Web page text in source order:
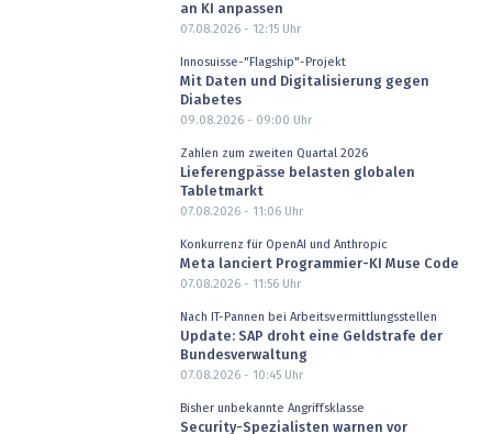
an KI anpassen
07.08.2026 - 12:15Uhr
Innosuisse-"Flagship"-Projekt
Mit Daten und Digitalisierung gegen
Diabetes
09.08.2026 - 09:00 Uhr
Zahlen zum zweiten Quartal 2026
Lieferengpässe belasten globalen
Tabletmarkt
07.08.2026 - 11:06Uhr
Konkurrenz für OpenAI und Anthropic
Meta lanciert Programmier-KI Muse Code
07.08.2026 - 11:56Uhr
Nach IT-Pannen bei Arbeitsvermittlungsstellen
Update: SAP droht eine Geldstrafe der
Bundesverwaltung
07.08.2026 - 10:45Uhr
Bisher unbekannte Angriffsklasse
Security-Spezialisten warnen vor